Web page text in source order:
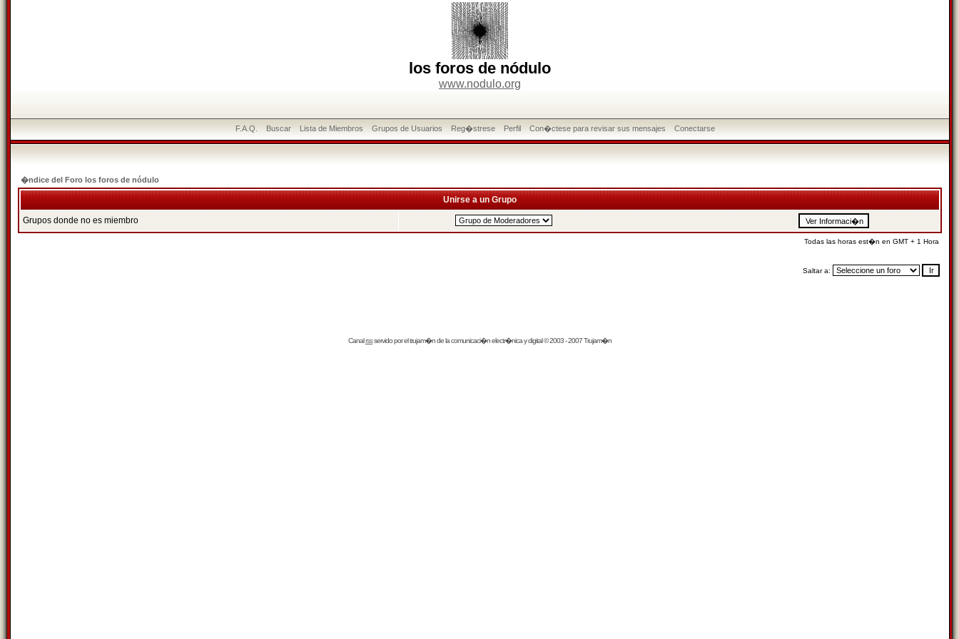
los foros de nódulo
www.nodulo.org
F.A.Q. Buscar Lista de Miembros Grupos de Usuarios Reg�strese Perfil Con�ctese para revisar sus mensajes Conectarse
�ndice del Foro los foros de nódulo
Unirse a un Grupo
Grupos donde no es miembro
Todas las horas est�n en GMT + 1 Hora
Saltar a:
Canalrssservido por eltrujam�nde la comunicaci�n electr�nica y digital © 2003 - 2007 Trujam�n